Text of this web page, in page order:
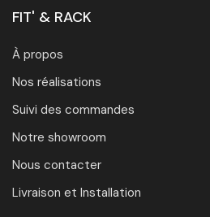
FIT' & RACK
À propos
Nos réalisations
Suivi des commandes
Notre showroom
Nous contacter
Livraison et Installation